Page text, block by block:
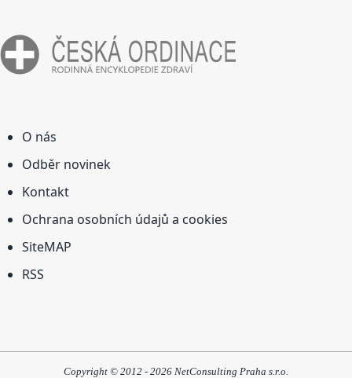
O nás
Odběr novinek
Kontakt
Ochrana osobních údajů a cookies
SiteMAP
RSS
Copyright © 2012 - 2026 NetConsulting Praha s.r.o.